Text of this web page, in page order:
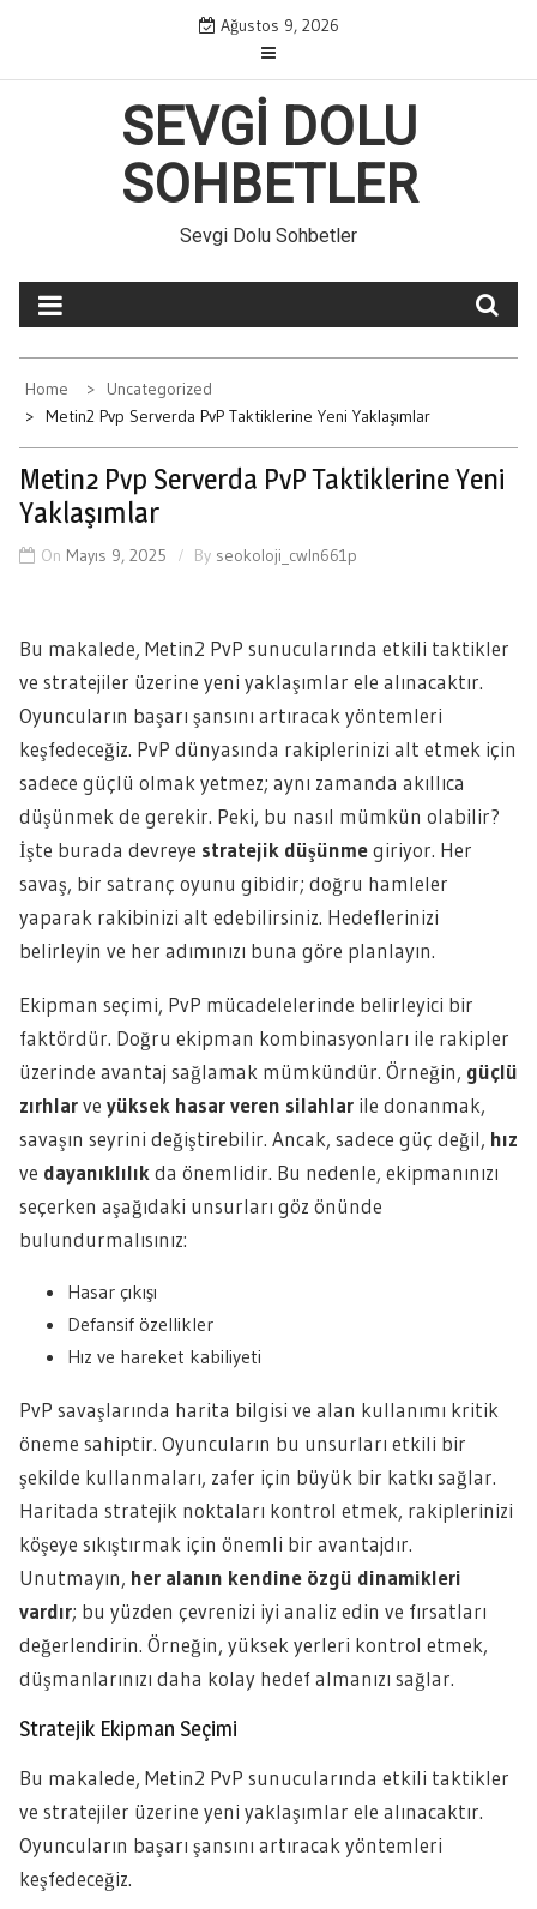
content
Ağustos 9, 2026
SEVGI DOLU
SOHBETLER
Sevgi Dolu Sohbetler
Home
Uncategorized
Metin2 Pvp Serverda PvP Taktiklerine Yeni Yaklaşımlar
Metin2 Pvp Serverda PvP Taktiklerine Yeni
Yaklaşımlar
On Mayıs 9, 2025 By seokoloji_cwln661p
Bu makalede, Metin2 PvP sunucularında etkili taktikler
ve stratejiler üzerine yeni yaklaşımlar ele alınacaktır.
Oyuncuların başarı şansını artıracak yöntemleri
keşfedeceğiz. PvP dünyasında rakiplerinizi alt etmek için
sadece güçlü olmak yetmez; aynı zamanda akıllıca
düşünmek de gerekir. Peki, bu nasıl mümkün olabilir?
İşte burada devreye stratejik düşünmegiriyor. Her
savaş, bir satranç oyunu gibidir; doğru hamleler
yaparak rakibinizi alt edebilirsiniz. Hedeflerinizi
belirleyin ve her adımınızı buna göre planlayın.
Ekipman seçimi, PvP mücadelelerinde belirleyici bir
faktördür. Doğru ekipman kombinasyonları ile rakipler
üzerinde avantaj sağlamak mümkündür. Örneğin, güçlü
zırhlarve yüksek hasar veren silahlar ile donanmak,
savaşın seyrini değiştirebilir. Ancak, sadece güç değil, hız
ve dayanıklılık da önemlidir. Bu nedenle, ekipmanınızı
seçerken aşağıdaki unsurları göz önünde
bulundurmalısınız:
Hasar çıkışı
Defansif özellikler
Hız ve hareket kabiliyeti
PvP savaşlarında harita bilgisi ve alan kullanımı kritik
öneme sahiptir. Oyuncuların bu unsurları etkili bir
şekilde kullanmaları, zafer için büyük bir katkı sağlar.
Haritada stratejik noktaları kontrol etmek, rakiplerinizi
köşeye sıkıştırmak için önemli bir avantajdır.
Unutmayın, her alanın kendine özgü dinamikleri
vardır; bu yüzden çevrenizi iyi analiz edin ve fırsatları
değerlendirin. Örneğin, yüksek yerleri kontrol etmek,
düşmanlarınızı daha kolay hedef almanızı sağlar.
Stratejik Ekipman Seçimi
Bu makalede, Metin2 PvP sunucularında etkili taktikler
ve stratejiler üzerine yeni yaklaşımlar ele alınacaktır.
Oyuncuların başarı şansını artıracak yöntemleri
keşfedeceğiz.